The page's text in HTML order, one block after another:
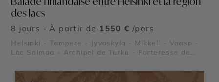
des lacs
8 jours - À partir de 1550 € /pers
Helsinki - Tampere - Jyvaskyla - Mikkeli - Vaasa -
Lac Saimaa - Archipel de Turku - Forteresse de
L’église Temppeliaukio